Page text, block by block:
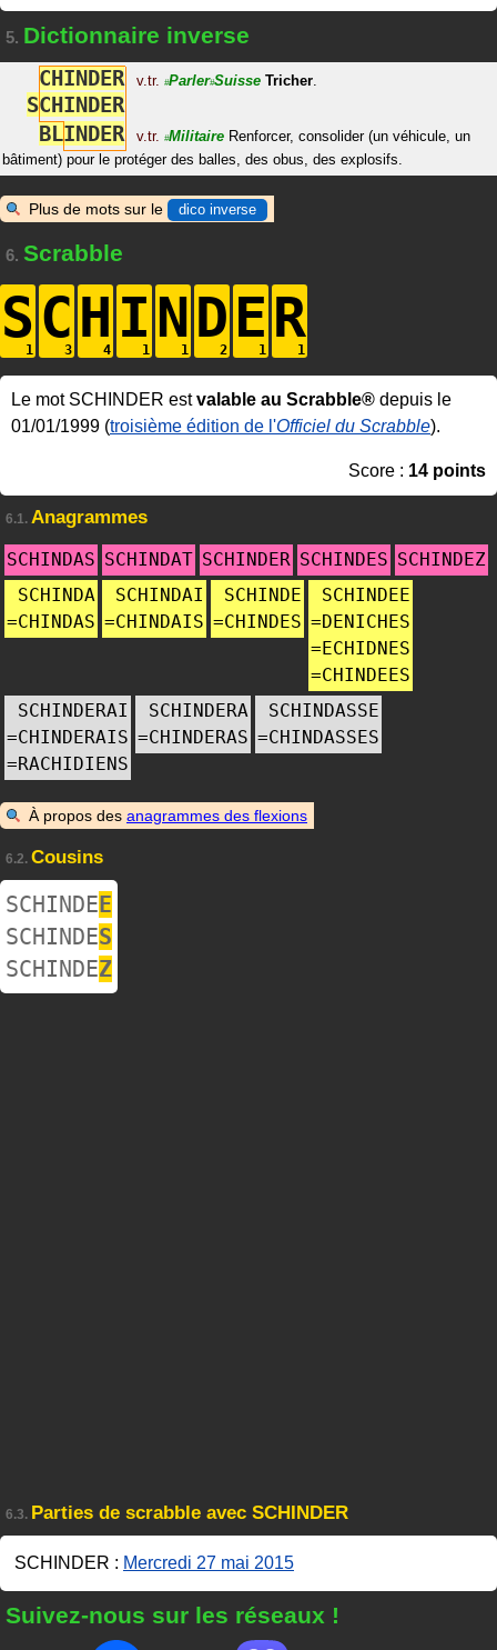
5. Dictionnaire inverse
CHINDER v.tr. #Parler#Suisse Tricher.
SCHINDER
BLINDER v.tr. #Militaire Renforcer, consolider (un véhicule, un
bâtiment) pour le protéger des balles, des obus, des explosifs.
Plus de mots sur le dico inverse
6. Scrabble
SCH INDER
Le mot SCHINDER estvalable au Scrabble® depuis le
01/01/1999 (troisième édition de l'Officiel du Scrabble).
Score : 14 points
6.1. Anagrammes
SCHINDAS SCHINDAT SCHINDER SCHINDES SCHINDEZ
SCHINDA
=CHINDAS
SCHINDAI
=CHINDAIS
SCHINDE
=CHINDES
SCHINDEE
=DENICHES
=ECHIDNES
=CHINDEES
SCHINDERAI
=CHINDERAIS
=RACHIDIENS
SCHINDERA
=CHINDERAS
SCHINDASSE
=CHINDASSES
À propos des anagrammes des flexions
6.2. Cousins
SCHINDEE
SCHINDES
SCHINDEZ
6.3. Parties de scrabble avec SCHINDER
SCHINDER : Mercredi 27 mai 2015
Suivez-nous sur les réseaux !